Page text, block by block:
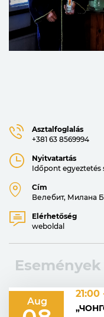
Asztalfoglalás
+381 63 8569994
Nyitvatartás
Időpont egyeztetés
Cím
Велебит, Милана
Elérhetőség
weboldal
Események
Aug
21:00